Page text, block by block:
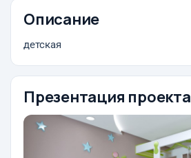
Описание
детская
Презентация проекта